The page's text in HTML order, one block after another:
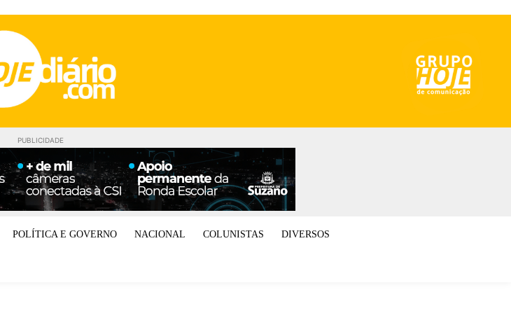
PUBLICIDADE
POLÍTICA E GOVERNO NACIONAL COLUNISTAS DIVERSOS